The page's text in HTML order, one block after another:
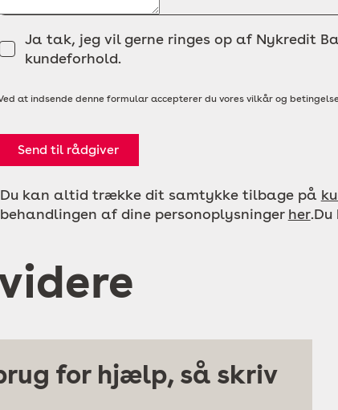
Ja tak, jeg vil gerne ringes op af Nykredit
kundeforhold.
at indsende denne formular accepterer du vores vilkår og
Send til rådgiver
Du kan altid trække dit samtykke tilbage på
behandlingen af dine personoplysninger her
for hjælp, så skriv